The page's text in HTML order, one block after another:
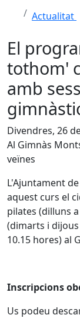
Actualitat
El
tothom'
amb
Divendres, 26
Al Gimnàs
veïnes
L'Ajuntament
aquest curs el
pilates (dilluns
(dimarts i dijous
10.15 hores) al
Inscripcions
Us podeu